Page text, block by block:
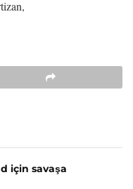
için savaşa